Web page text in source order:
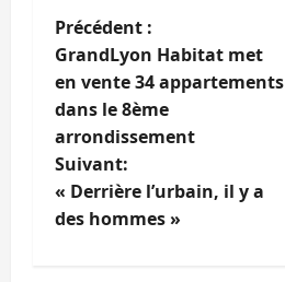
N
a
v
i
g
Précédent :
GrandLyon Habitat met
en vente 34 appartements
dans le 8ème
arrondissement
Suivant:
« Derrière l’urbain, il y a
des hommes »